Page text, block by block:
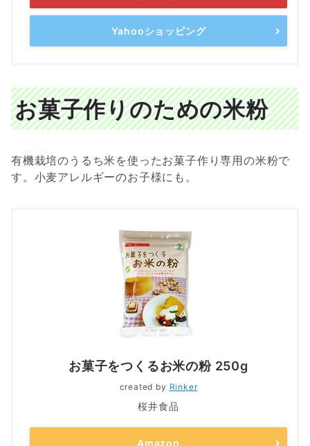
Yahooショッピング
お菓子作りのための米粉
有機栽培のうるち米を使ったお菓子作り専用の米粉で
す。小麦アレルギーのお子様にも。
お菓子をつくるお米の粉 250g
created by Rinker
桜井食品
Amazon